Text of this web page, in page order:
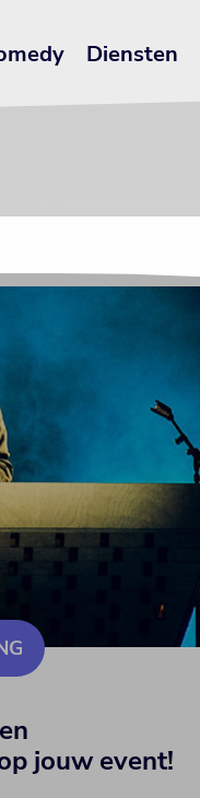
Diensten
jouw event!